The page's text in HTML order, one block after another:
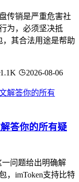
传销是严重危害社
为，必须坚决抵
，其合法用途是帮助
1.1K 2026-08-06
答你的所有疑
一问题给出明确解
，imToken支持比特